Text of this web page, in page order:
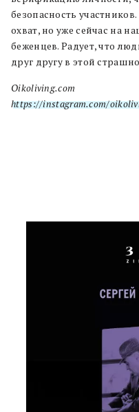
безопасность
охват, но уже сейчас на
беженцев. Радует, что
друг другу в этой
Oikoliving.com
https://instagram.com/